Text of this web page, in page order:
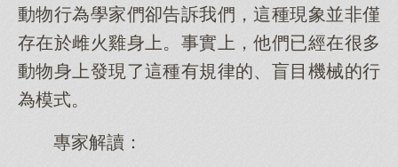
動物行為學家們卻告訴我們，這種現象並非僅
存在於雌火雞身上。事實上，他們已經在很多
動物身上發現了這種有規律的、盲目機械的行
為模式。
專家解讀：